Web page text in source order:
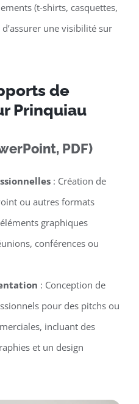
(t-shirts, casquettes,
une visibilité sur
de
Prinquiau
PDF)
: Création de
ou autres formats
graphiques
conférences ou
: Conception de
pour des pitchs ou
incluant des
et un design